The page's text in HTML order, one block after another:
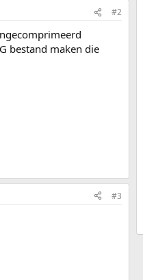
#2
bestand maken die
#3